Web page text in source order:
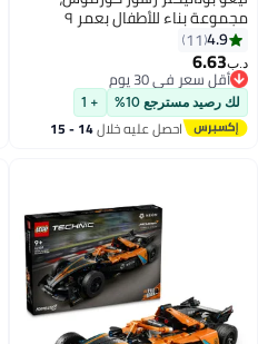
مجموعة بناء للأطفال بعمر ٩
قطعة) 11514
4.9
11
د.ب‏6.63
أقل سعر في 30 يوم
أقل سعر في 30 يوم
لك رصيد مسترجع 10% + 1
احصل عليه خلال 14 - 15